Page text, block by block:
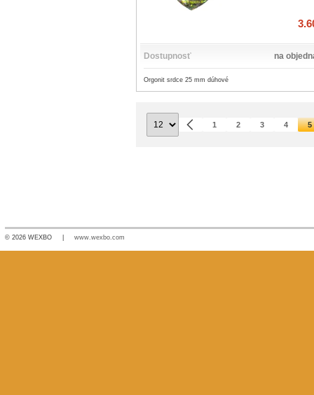
Dostupnosť na
Orgonit srdce 25 mm dúhové
1 2 3 4 5
© 2026 WEXBO | www.wexbo.com